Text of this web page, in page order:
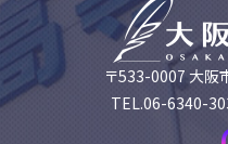
〒533-0007 大阪
TEL.06-6340-